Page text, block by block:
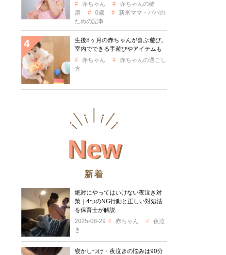
赤ちゃん
赤ちゃんの健
康
0歳
新米ママ・パパの
ための記事
生後8ヶ月の赤ちゃんが喜ぶ遊び。
室内でできる手遊びやアイテムも
赤ちゃん
赤ちゃんの過ごし
方
New
新着
絶対にやってはいけない夜泣き対
策｜4つのNG行動と正しい対処法
を保育士が解説
2025-08-29
赤ちゃん
夜泣
き
寝かしつけ・夜泣きの悩みは90分